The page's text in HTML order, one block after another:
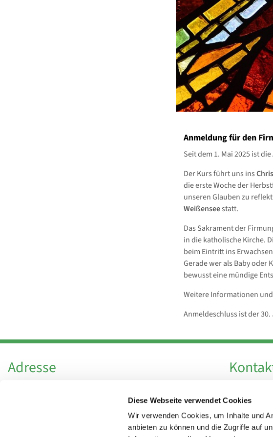
Diese Webseite verwendet Cookies
Wir verwenden Cookies, um Inhalte und
anbieten zu können und die Zugriffe auf
Anmeldung für den
Seit dem 1. Mai 2025 ist
Der Kurs führt uns ins
die erste Woche der
unseren Glauben zu
Weißenseestatt.
Das Sakrament der
in die katholische Kirche.
beim Eintritt ins
Gerade wer als Baby oder
bewusst eine mündige
Weitere Informationen
Anmeldeschluss ist der 30.
Adresse
Hl. Theresa von Avila Berlin Nordost
Leitender Pfarrer - Norbert Pomplun
Fax +49 30
E-Mail